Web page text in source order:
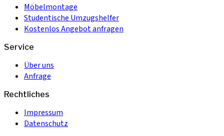
Möbelmontage
Studentische Umzugshelfer
Kostenlos Angebot anfragen
Service
Über uns
Anfrage
Rechtliches
Impressum
Datenschutz